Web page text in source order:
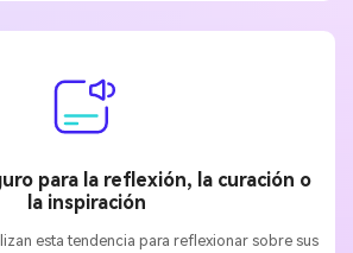
para la reflexión, la curación o
la inspiración
esta tendencia para reflexionar sobre sus